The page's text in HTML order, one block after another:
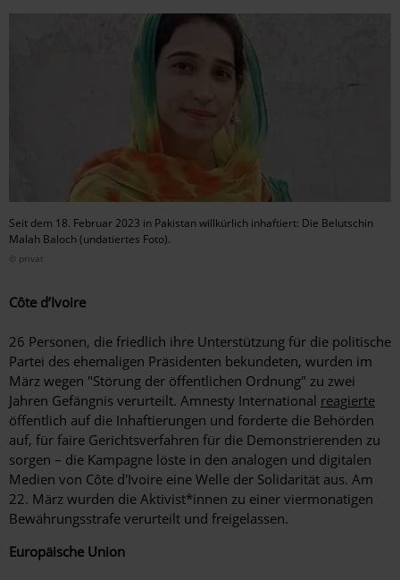
Seit dem 18. Februar 2023 in Pakistan willkürlich inhaftiert: Die Belutschin
Malah Baloch (undatiertes Foto).
© privat
Côte d’Ivoire
26 Personen, die friedlich ihre Unterstützung für die politische
Partei des ehemaligen Präsidenten bekundeten, wurden im
März wegen "Störung der öffentlichen Ordnung" zu zwei
Jahren Gefängnis verurteilt. Amnesty International reagierte
öffentlich auf die Inhaftierungen und forderte die Behörden
auf, für faire Gerichtsverfahren für die Demonstrierenden zu
sorgen – die Kampagne löste in den analogen und digitalen
Medien von Côte d'Ivoire eine Welle der Solidarität aus. Am
22. März wurden die Aktivist*innen zu einer viermonatigen
Bewährungsstrafe verurteilt und freigelassen.
Europäische Union